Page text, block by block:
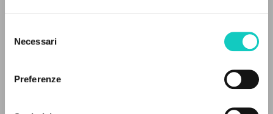
delNecessari
Preferenze